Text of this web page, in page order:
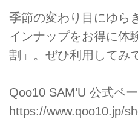
季節の変わり目にゆら
インナップをお得に体
割」。ぜひ利用してみ
Qoo10 SAM’U 公式ペー
https://www.qoo10.jp/